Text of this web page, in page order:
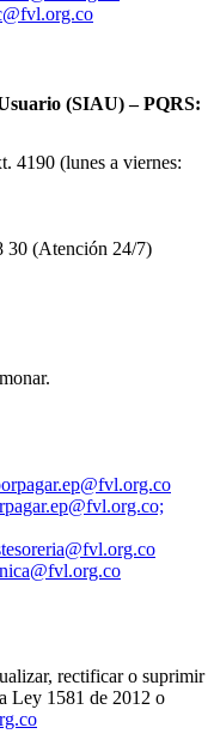
(SIAU) – PQRS:
4190 (lunes a viernes:
30 (Atención 24/7)
rectificar o suprimir
Ley 1581 de 2012 o